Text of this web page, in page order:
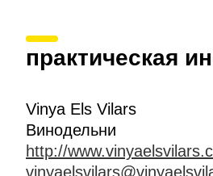
практическая
Vinya Els Vilars
Винодельни
http://